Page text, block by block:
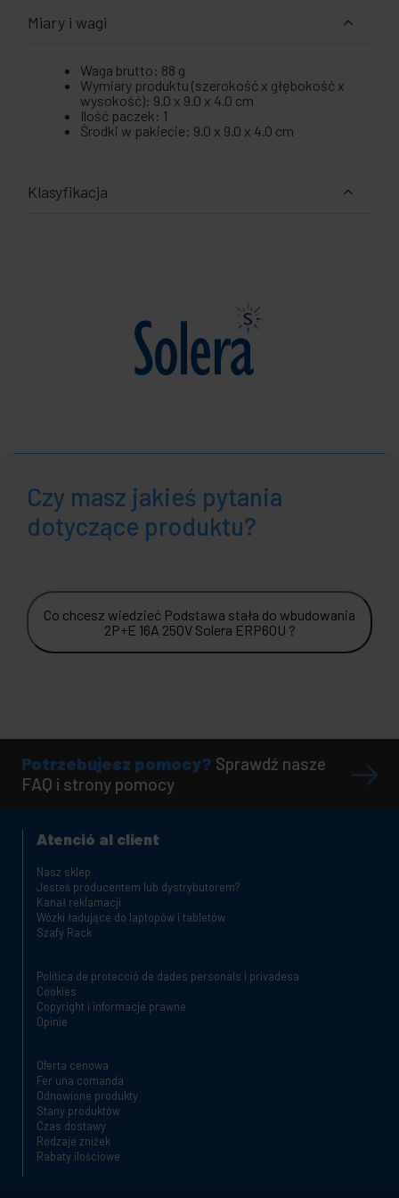
Miary i wagi
Waga brutto: 88 g
Wymiary produktu (szerokość x głębokość x
wysokość): 9.0 x 9.0 x 4.0 cm
Ilość paczek: 1
Środki w pakiecie: 9.0 x 9.0 x 4.0 cm
Klasyfikacja
Czy masz jakieś pytania
dotyczące produktu?
Co chcesz wiedzieć Podstawa stała do wbudowania
2P+E 16A 250V Solera ERP60U ?
Potrzebujesz pomocy? Sprawdź nasze
FAQ i strony pomocy
Atenció al client
Nasz sklep
Jesteś producentem lub dystrybutorem?
Kanał reklamacji
Wózki ładujące do laptopów i tabletów
Szafy Rack
Política de protecció de dades personals i privadesa
Cookies
Copyright i informacje prawne
Opinie
Oferta cenowa
Fer una comanda
Odnowione produkty
Stany produktów
Czas dostawy
Rodzaje zniżek
Rabaty ilościowe